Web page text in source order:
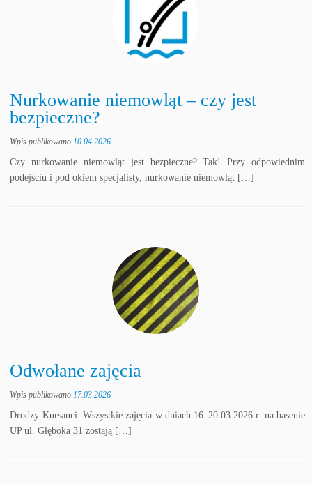
Nurkowanie niemowląt – czy jest
bezpieczne?
Wpis publikowano10.04.2026
Czy nurkowanie niemowląt jest bezpieczne? Tak! Przy odpowiednim
podejściu i pod okiem specjalisty, nurkowanie niemowląt […]
Odwołane zajęcia
Wpis publikowano17.03.2026
Drodzy Kursanci Wszystkie zajęcia w dniach 16–20.03.2026 r. na basenie
UP ul. Głęboka 31 zostają […]